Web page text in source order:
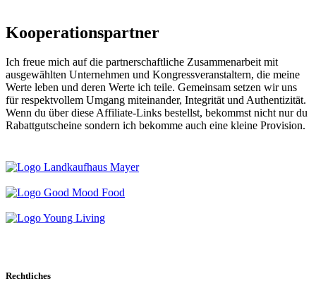
Kooperations­partner
Ich freue mich auf die partnerschaftliche Zusammenarbeit mit
ausgewählten Unternehmen und Kongressveranstaltern, die meine
Werte leben und deren Werte ich teile. Gemeinsam setzen wir uns
für respektvollem Umgang miteinander, Integrität und Authentizität.
Wenn du über diese Affiliate-Links bestellst, bekommst nicht nur du
Rabattgutscheine sondern ich bekomme auch eine kleine Provision.
Rechtliches